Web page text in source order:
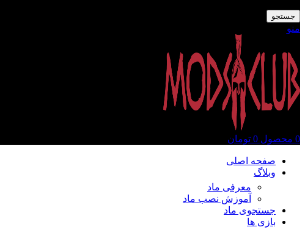
جستجو
منو
0 محصول 0 تومان
صفحه اصلی
وبلاگ
معرفی ماد
آموزش نصب ماد
جستجوی ماد
بازی ها